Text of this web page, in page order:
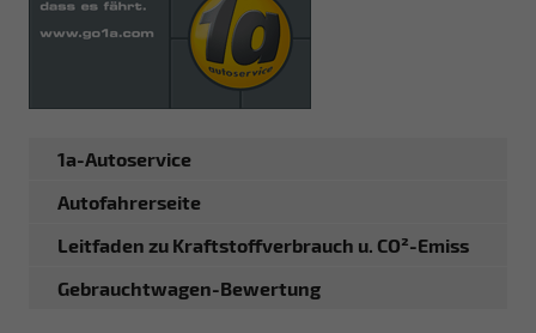
1a-Autoservice
Autofahrerseite
Leitfaden zu Kraftstoffverbrauch u. CO²-Emiss
Gebrauchtwagen-Bewertung